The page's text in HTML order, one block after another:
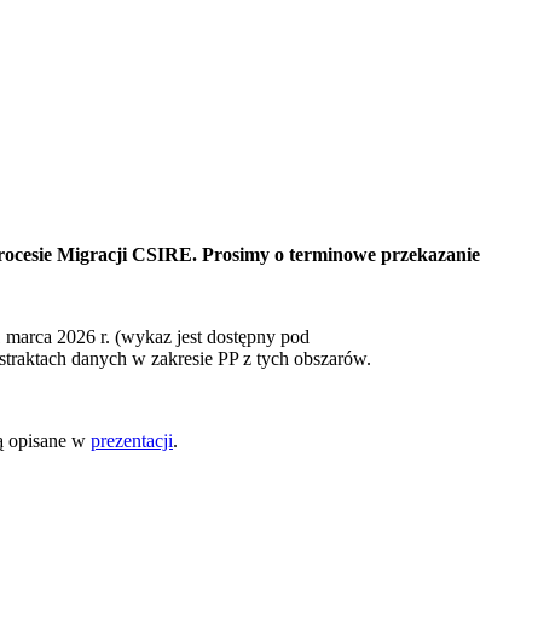
Migracji CSIRE. Prosimy o terminowe przekazanie
2026 r. (wykaz jest dostępny pod
danych w zakresie PP z tych obszarów.
opisane w prezentacji.